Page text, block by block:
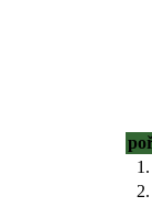
1.
2.